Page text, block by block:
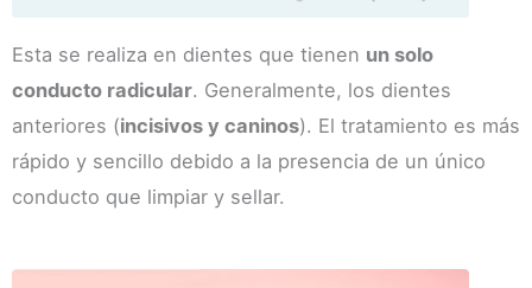
Esta se realiza en dientes que tienen un solo
conducto radicular. Generalmente, los dientes
anteriores (incisivos y caninos). El tratamiento es más
rápido y sencillo debido a la presencia de un único
conducto que limpiar y sellar.